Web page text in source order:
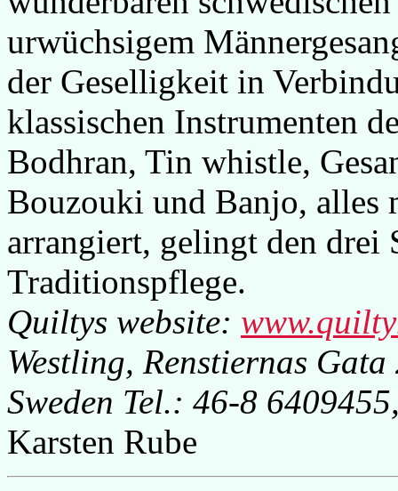
urwüchsigem
der Geselligkeit in
klassischen Instrumenten
Bodhran, Tin whistle,
Bouzouki und Banjo,
arrangiert, gelingt den drei
Traditionspflege.
Quiltys website:
Westling, Renstiernas
Sweden Tel.: 46-8
Karsten Rube